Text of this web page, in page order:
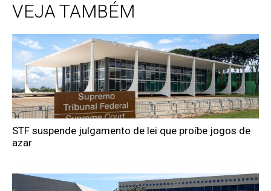
VEJA TAMBÉM
STF suspende julgamento de lei que proíbe jogos de
azar